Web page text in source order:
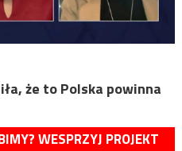
że to Polska powinna
WESPRZYJ PROJEKT